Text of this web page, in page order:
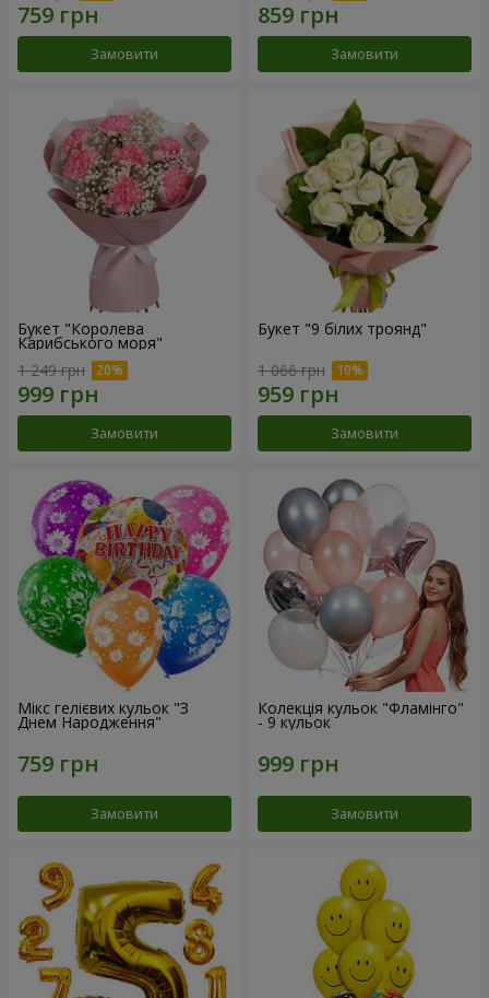
Замовити Замовити
Букет "Королева
Карибського моря"
1 249 грн
Замовити
Букет "9 білих троянд"
1 066 грн
Замовити
Мікс гелієвих кульок "З
Днем Народження"
Замовити
Колекція кульок "Фламінго"
- 9 кульок
Замовити